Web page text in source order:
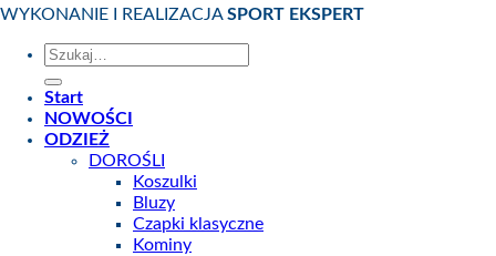
WYKONANIE I REALIZACJASPORT EKSPERT
Szukaj:
Start
NOWOŚCI
ODZIEŻ
DOROŚLI
Koszulki
Bluzy
Czapki klasyczne
Kominy